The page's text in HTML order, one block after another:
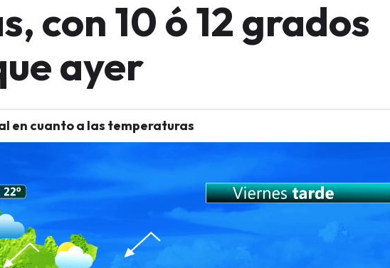
con 10 ó 12 grados
ayer
en cuanto a las temperaturas